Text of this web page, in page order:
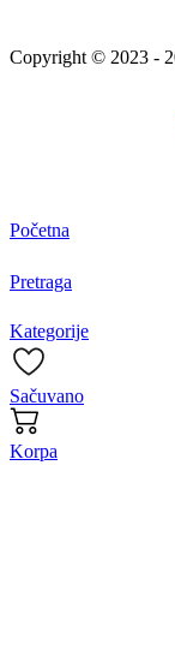
Copyright © 2023 -
Početna
Pretraga
Kategorije
Sačuvano
Korpa